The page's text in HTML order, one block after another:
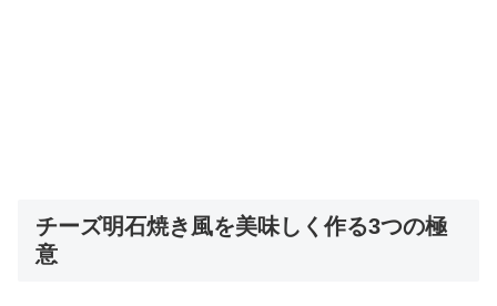
チーズ明石焼き風を美味しく作る3つの極
意